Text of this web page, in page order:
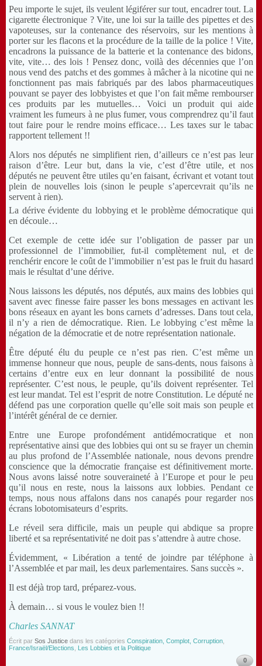
Peu importe le sujet, ils veulent légiférer sur tout, encadrer tout. La
cigarette électronique ? Vite, une loi sur la taille des pipettes et des
vapoteuses, sur la contenance des réservoirs, sur les mentions à
porter sur les flacons et la procédure de la taille de la police ! Vite,
encadrons la puissance de la batterie et la contenance des bidons,
vite, vite… des lois ! Pensez donc, voilà des décennies que l’on
nous vend des patchs et des gommes à mâcher à la nicotine qui ne
fonctionnent pas mais fabriqués par des labos pharmaceutiques
pouvant se payer des lobbyistes et que l’on fait même rembourser
ces produits par les mutuelles… Voici un produit qui aide
vraiment les fumeurs à ne plus fumer, vous comprendrez qu’il faut
tout faire pour le rendre moins efficace… Les taxes sur le tabac
rapportent tellement !!
Alors nos députés ne simplifient rien, d’ailleurs ce n’est pas leur
raison d’être. Leur but, dans la vie, c’est d’être utile, et nos
députés ne peuvent être utiles qu’en faisant, écrivant et votant tout
plein de nouvelles lois (sinon le peuple s’apercevrait qu’ils ne
servent à rien).
La dérive évidente du lobbying et le problème démocratique qui
en découle…
Cet exemple de cette idée sur l’obligation de passer par un
professionnel de l’immobilier, fut-il complètement nul, et de
renchérir encore le coût de l’immobilier n’est pas le fruit du hasard
mais le résultat d’une dérive.
Nous laissons les députés, nos députés, aux mains des lobbies qui
savent avec finesse faire passer les bons messages en activant les
bons réseaux en ayant les bons carnets d’adresses. Dans tout cela,
il n’y a rien de démocratique. Rien. Le lobbying c’est même la
négation de la démocratie et de notre représentation nationale.
Être député élu du peuple ce n’est pas rien. C’est même un
immense honneur que nous, peuple de sans-dents, nous faisons à
certains d’entre eux en leur donnant la possibilité de nous
représenter. C’est nous, le peuple, qu’ils doivent représenter. Tel
est leur mandat. Tel est l’esprit de notre Constitution. Le député ne
défend pas une corporation quelle qu’elle soit mais son peuple et
l’intérêt général de ce dernier.
Entre une Europe profondément antidémocratique et non
représentative ainsi que des lobbies qui ont su se frayer un chemin
au plus profond de l’Assemblée nationale, nous devons prendre
conscience que la démocratie française est définitivement morte.
Nous avons laissé notre souveraineté à l’Europe et pour le peu
qu’il nous en reste, nous la laissons aux lobbies. Pendant ce
temps, nous nous affalons dans nos canapés pour regarder nos
écrans lobotomisateurs d’esprits.
Le réveil sera difficile, mais un peuple qui abdique sa propre
liberté et sa représentativité ne doit pas s’attendre à autre chose.
Évidemment, « Libération a tenté de joindre par téléphone à
l’Assemblée et par mail, les deux parlementaires. Sans succès ».
Il est déjà trop tard, préparez-vous.
À demain… si vous le voulez bien !!
Charles SANNAT
Écrit par Sos Justice dans les catégories Conspiration, Complot, Corruption
France/Israël/Elections
Les Lobbies et la Politique
0